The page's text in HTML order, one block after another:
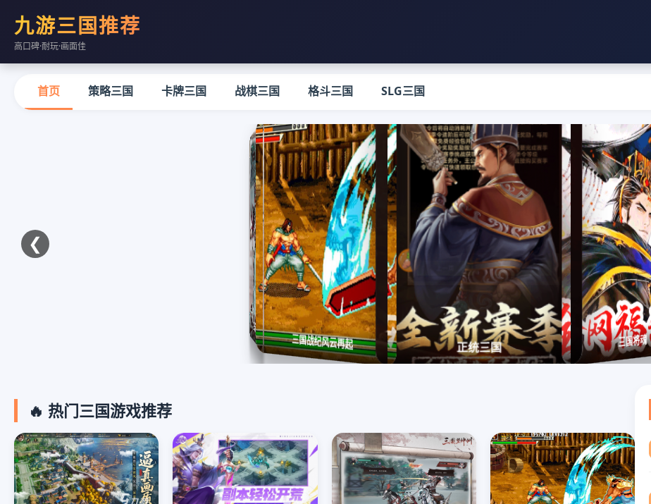
九游三国推荐
高口碑·耐玩·画面佳
首页 策略三国 卡牌三国 战棋三国 格斗三国 SLG三国
三国群英传：策定九州
三国名将杀
三国望：神州
三国战纪风云再起 正统三国 三国将魂
雪刀群侠传
宝可梦大集结
❮
🔥 热门三国游戏推荐